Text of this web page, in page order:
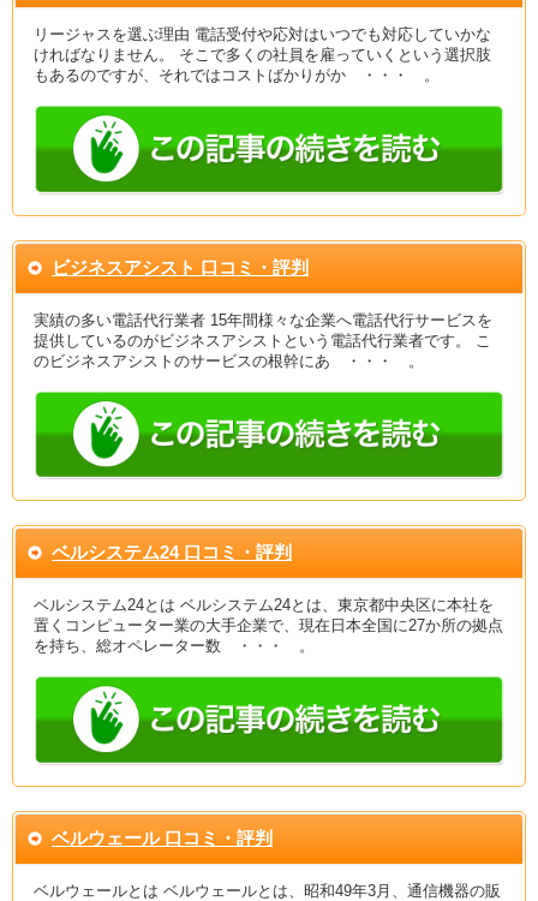
リージャスを選ぶ理由 電話受付や応対はいつでも対応していかな
ければなりません。 そこで多くの社員を雇っていくという選択肢
もあるのですが、それではコストばかりがか ・・・ 。
ビジネスアシスト 口コミ・評判
実績の多い電話代行業者 15年間様々な企業へ電話代行サービスを
提供しているのがビジネスアシストという電話代行業者です。 こ
のビジネスアシストのサービスの根幹にあ ・・・ 。
ベルシステム24 口コミ・評判
ベルシステム24とは ベルシステム24とは、東京都中央区に本社を
置くコンピューター業の大手企業で、現在日本全国に27か所の拠点
を持ち、総オペレーター数 ・・・ 。
ベルウェール 口コミ・評判
ベルウェールとは ベルウェールとは、昭和49年3月、通信機器の販